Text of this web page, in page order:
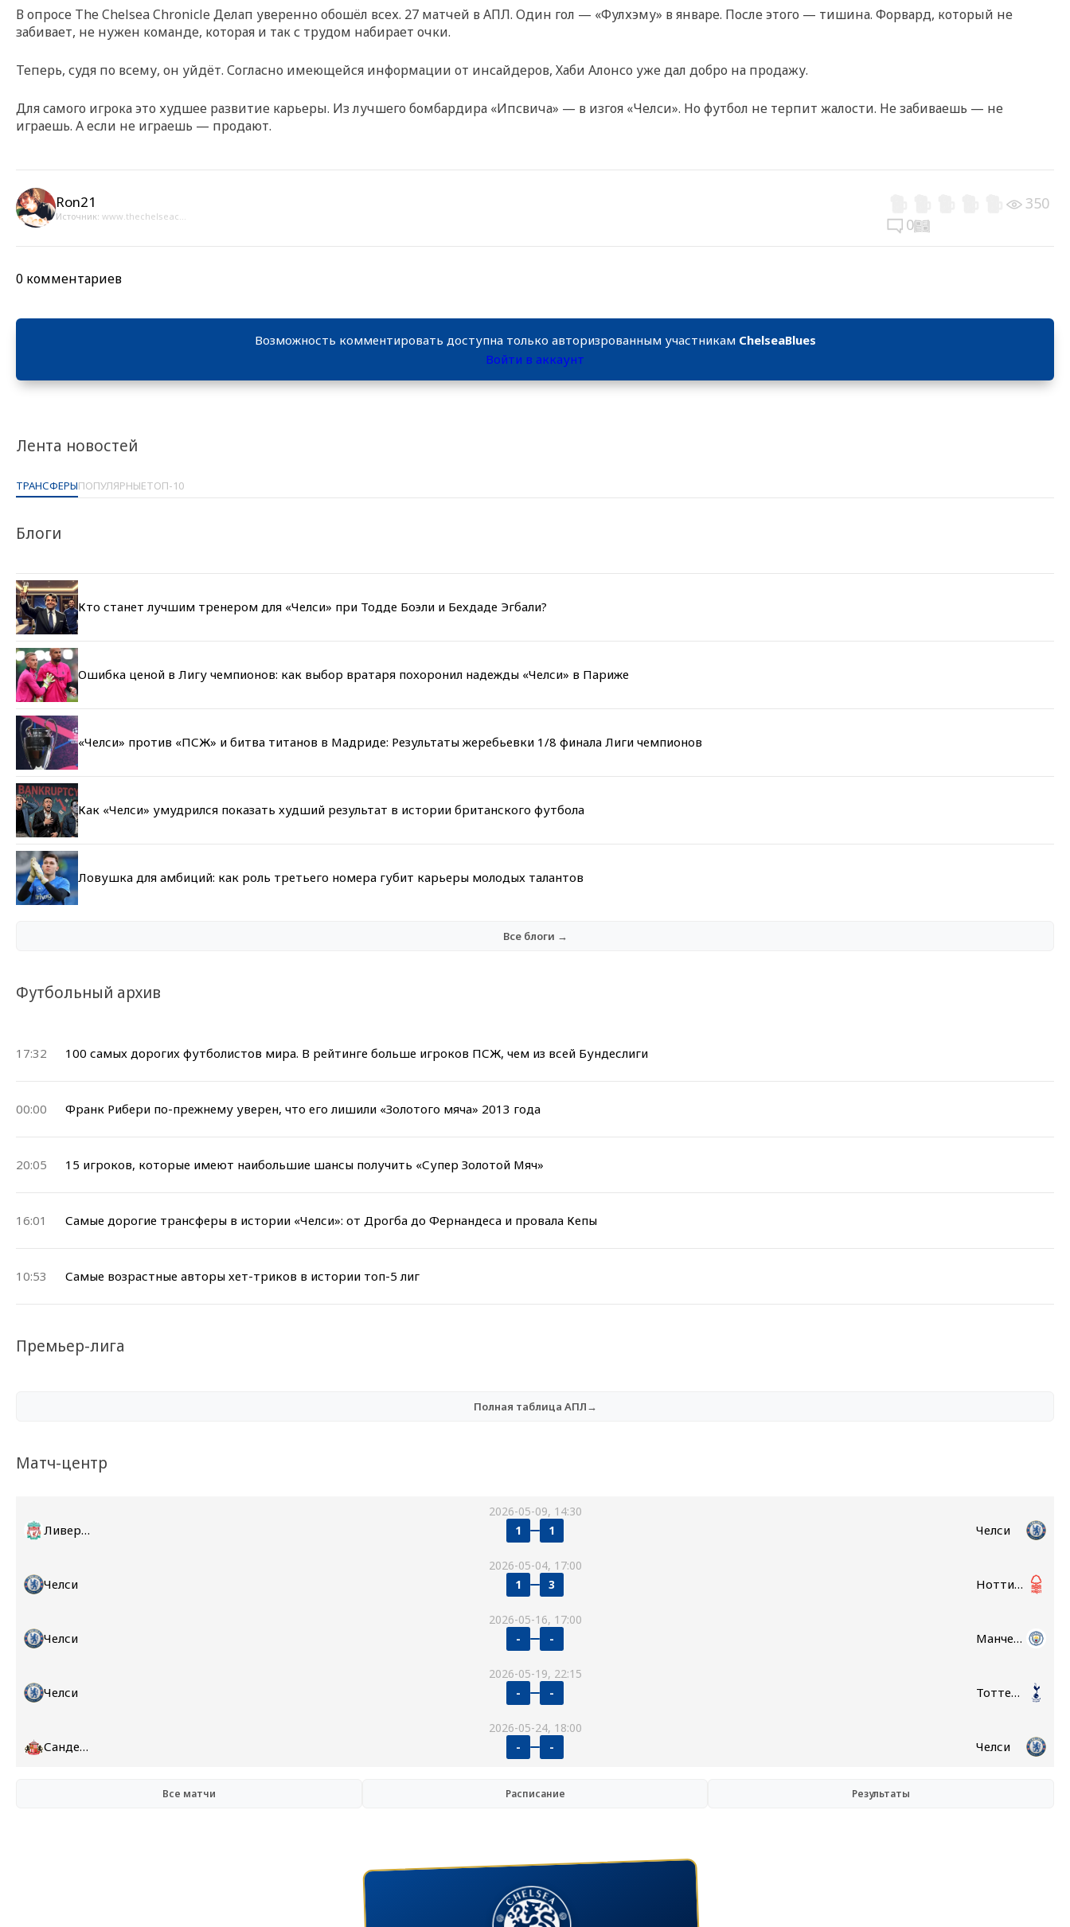
Лента новостей
ТРАНСФЕРЫПОПУЛЯРНЫЕТОП-10
Блоги
Кто станет лучшим тренером для «Челси» при Тодде Боэли и Бехдаде Эгбали?
Ошибка ценой в Лигу чемпионов: как выбор вратаря похоронил надежды «Челси» в Париже
«Челси» против «ПСЖ» и битва титанов в Мадриде: Результаты жеребьевки 1/8 финала Лиги чемпионов
Как «Челси» умудрился показать худший результат в истории британского футбола
Ловушка для амбиций: как роль третьего номера губит карьеры молодых талантов
Все блоги →
Футбольный архив
17:32 100 самых дорогих футболистов мира. В рейтинге больше игроков ПСЖ, чем из всей Бундеслиги
00:00 Франк Рибери по-прежнему уверен, что его лишили «Золотого мяча» 2013 года
20:05 15 игроков, которые имеют наибольшие шансы получить «Супер Золотой Мяч»
16:01 Самые дорогие трансферы в истории «Челси»: от Дрогба до Фернандеса и провала Кепы
10:53 Самые возрастные авторы хет-триков в истории топ-5 лиг
В опросе The Chelsea Chronicle Делап уверенно обошёл всех. 27 матчей в АПЛ. Один гол — «Фулхэму» в январе. После этого — тишина. Форвард, который не
забивает, не нужен команде, которая и так с трудом набирает очки.
Теперь, судя по всему, он уйдёт. Согласно имеющейся информации от инсайдеров, Хаби Алонсо уже дал добро на продажу.
Для самого игрока это худшее развитие карьеры. Из лучшего бомбардира «Ипсвича» — в изгоя «Челси». Но футбол не терпит жалости. Не забиваешь — не
играешь. А если не играешь — продают.
Ron21
Источник: www.thechelseac...
350
0
0 комментариев
Возможность комментировать доступна только авторизрованным участникам ChelseaBlues
Войти в аккаунт
Премьер-лига
Полная таблица АПЛ→
Матч-центр
2026-05-09, 14:30
Ливерпуль 1 1 Челси
2026-05-04, 17:00
Челси 1 3 Ноттингем Форест
2026-05-16, 17:00
Челси - - Манчестер Сити
2026-05-19, 22:15
Челси - - Тоттенхэм
2026-05-24, 18:00
Сандерленд - - Челси
Все матчи Расписание Результаты